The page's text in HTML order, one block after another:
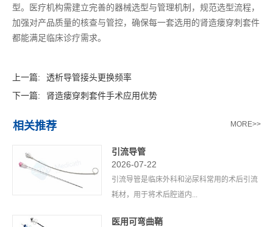
型。医疗机构需建立完善的器械选型与管理机制，规范选型流程，
加强对产品质量的核查与管控，确保每一套选用的肾造瘘穿刺套件
都能满足临床诊疗需求。
上一篇:
透析导管接头更换频率
下一篇:
肾造瘘穿刺套件手术应用优势
相关推荐 MORE>>
引流导管
2026-07-22
引流导管是临床外科和泌尿科常用的术后引流
耗材，用于将术后腔道内...
医用可弯曲鞘